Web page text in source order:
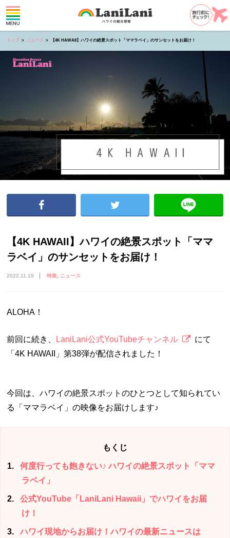
トップ ニュース 【4K HAWAII】ハワイの絶景スポット「ママラベイ」のサンセットをお届け！
【4K HAWAII】ハワイの絶景スポット「ママ
ラベイ」のサンセットをお届け！
2022.11.19 特集 ニュース
ALOHA！
前回に続き、 LaniLani公式YouTubeチャンネル
にて
「4K HAWAII」第38弾が配信されました！
今回は、ハワイの絶景スポットのひとつとして知られてい
る「ママラベイ」の映像をお届けします♪
もくじ
1
何度行っても飽きない♪ ハワイの絶景スポット「ママ
ラベイ」
2
公式YouTube「LaniLani Hawaii」でハワイをお届
け！
3
ハワイ現地からお届け！ハワイの最新ニュースは